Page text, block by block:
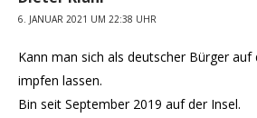
6. JANUAR 2021 UM 22:38 UHR
Kann man sich als deutscher Bürger auf
impfen lassen.
Bin seit September 2019 auf der Insel.